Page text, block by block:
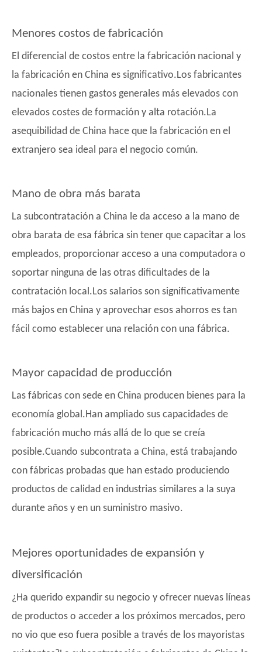
Menores costos de fabricación
El diferencial de costos entre la fabricación nacional y
la fabricación en China es significativo.Los fabricantes
nacionales tienen gastos generales más elevados con
elevados costes de formación y alta rotación.La
asequibilidad de China hace que la fabricación en el
extranjero sea ideal para el negocio común.
Mano de obra más barata
La subcontratación a China le da acceso a la mano de
obra barata de esa fábrica sin tener que capacitar a los
empleados, proporcionar acceso a una computadora o
soportar ninguna de las otras dificultades de la
contratación local.Los salarios son significativamente
más bajos en China y aprovechar esos ahorros es tan
fácil como establecer una relación con una fábrica.
Mayor capacidad de producción
Las fábricas con sede en China producen bienes para la
economía global.Han ampliado sus capacidades de
fabricación mucho más allá de lo que se creía
posible.Cuando subcontrata a China, está trabajando
con fábricas probadas que han estado produciendo
productos de calidad en industrias similares a la suya
durante años y en un suministro masivo.
Mejores oportunidades de expansión y
diversificación
¿Ha querido expandir su negocio y ofrecer nuevas líneas
de productos o acceder a los próximos mercados, pero
no vio que eso fuera posible a través de los mayoristas